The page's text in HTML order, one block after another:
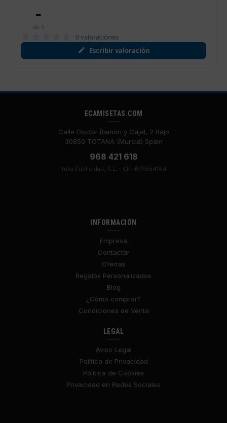
-
de 5
0 valoraciónes
Escribir valoración
ECAMISETAS.COM
Calle Doctor Ramón y Cajal, 2 Bajo
30850 TOTANA (Murcia) Spain
968 421 618
Tuka Publicidad, S.L. - CIF: B73554164
INFORMACIÓN
Empresa
Contactar
Ofertas
Regalos Personalizados
Blog
¿Cómo comprar?
Condiciones de Venta
LEGAL
Aviso Legal
Política de Privacidad
Política de Cookies
Privacidad en Redes Sociales